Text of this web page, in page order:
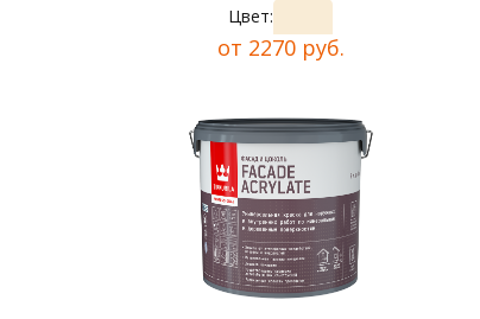
Цвет:
от 2270 руб.